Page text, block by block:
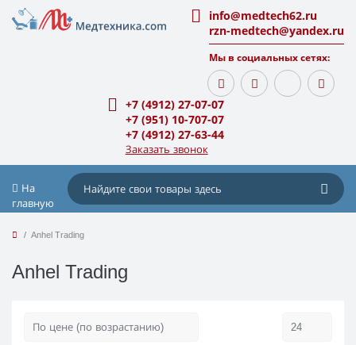
info@medtech62.ru
rzn-medtech@yandex.ru
Мы в социальных сетях:
+7 (4912) 27-07-07
+7 (951) 10-707-07
+7 (4912) 27-63-44
Заказать звонок
На
главную
Anhel Trading
Anhel Trading